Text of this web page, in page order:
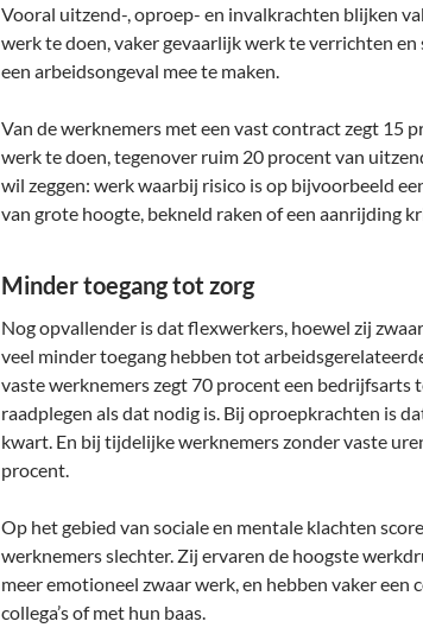
Vooral uitzend-, oproep- en invalkrachten blijken
werk te doen, vaker gevaarlijk werk te verrichten
een arbeidsongeval mee te maken.
Van de werknemers met een vast contract zegt 15
werk te doen, tegenover ruim 20 procent van
wil zeggen: werk waarbij risico is op bijvoorbeeld
van grote hoogte, bekneld raken of een aanrijding
Minder toegang tot zorg
Nog opvallender is dat flexwerkers, hoewel zij
veel minder toegang hebben tot
vaste werknemers zegt 70 procent een bedrijfsarts
raadplegen als dat nodig is. Bij oproepkrachten is
kwart. En bij tijdelijke werknemers zonder vaste
procent.
Op het gebied van sociale en mentale klachten
werknemers slechter. Zij ervaren de hoogste
meer emotioneel zwaar werk, en hebben vaker een
collega’s of met hun baas.